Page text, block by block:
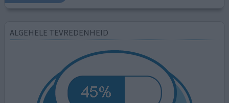
ALGEHELE TEVREDENHEID